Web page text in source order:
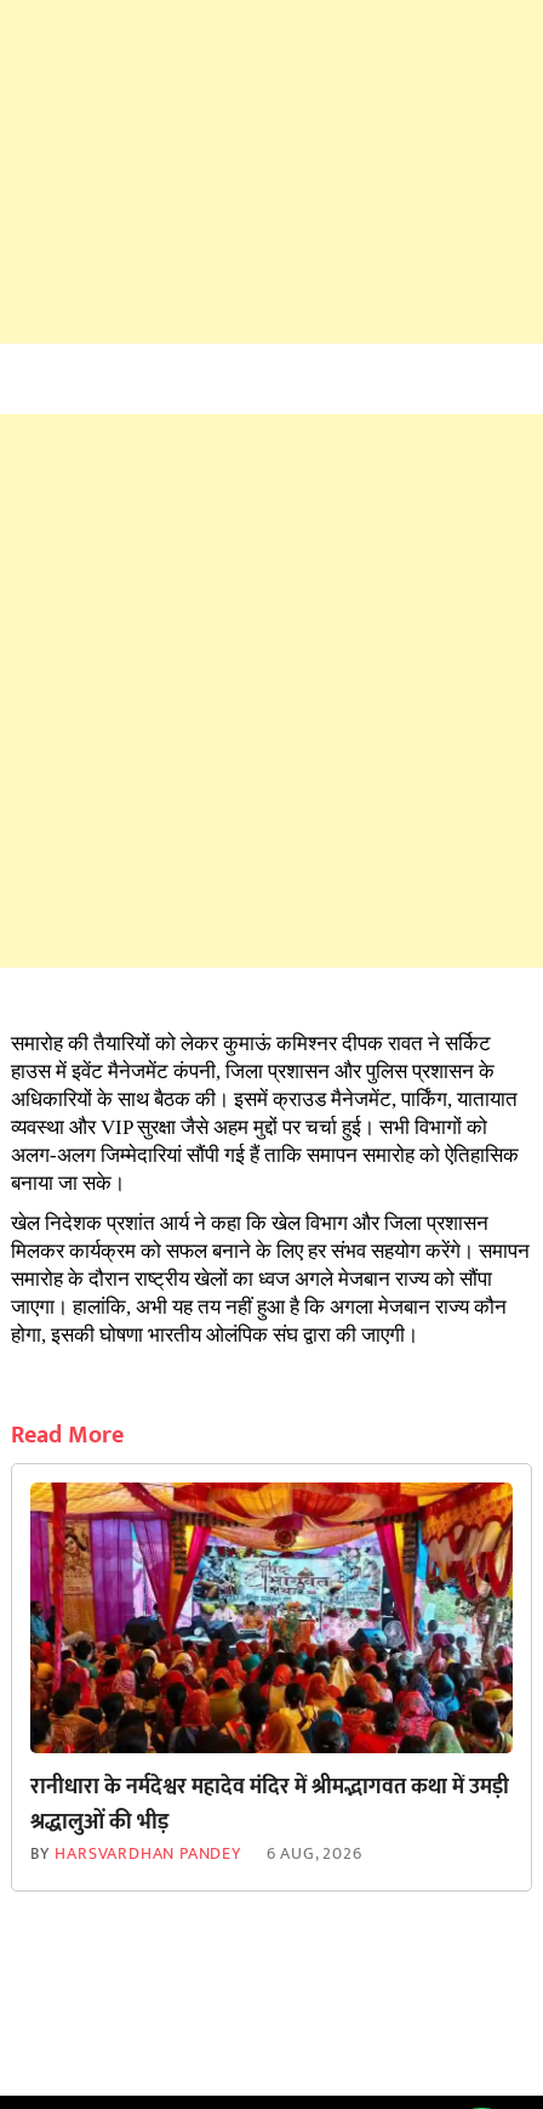
समारोह की तैयारियों को लेकर कुमाऊं कमिश्नर दीपक रावत ने सर्किट
हाउस में इवेंट मैनेजमेंट कंपनी, जिला प्रशासन और पुलिस प्रशासन के
अधिकारियों के साथ बैठक की। इसमें क्राउड मैनेजमेंट, पार्किंग, यातायात
व्यवस्था और VIP सुरक्षा जैसे अहम मुद्दों पर चर्चा हुई। सभी विभागों को
अलग-अलग जिम्मेदारियां सौंपी गई हैं ताकि समापन समारोह को ऐतिहासिक
बनाया जा सके।
खेल निदेशक प्रशांत आर्य ने कहा कि खेल विभाग और जिला प्रशासन
मिलकर कार्यक्रम को सफल बनाने के लिए हर संभव सहयोग करेंगे। समापन
समारोह के दौरान राष्ट्रीय खेलों का ध्वज अगले मेजबान राज्य को सौंपा
जाएगा। हालांकि, अभी यह तय नहीं हुआ है कि अगला मेजबान राज्य कौन
होगा, इसकी घोषणा भारतीय ओलंपिक संघ द्वारा की जाएगी।
Read More
रानीधारा के नर्मदेश्वर महादेव मंदिर में श्रीमद्भागवत कथा में उमड़ी
श्रद्धालुओं की भीड़
BY HARSVARDHAN PANDEY 6 AUG, 2026